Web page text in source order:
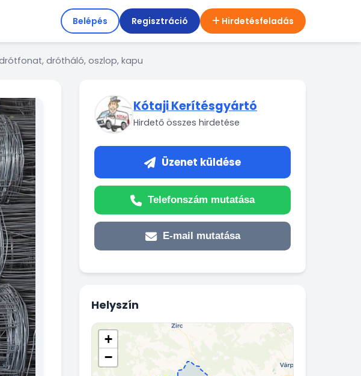
Belépés Regisztráció Hirdetésfeladás
drótfonat, drótháló, oszlop, kapu
Kótaji Kerítésgyártó
Hirdető összes hirdetése
Üzenet küldése
Telefonszám mutatása
E-mail mutatása
Helyszín
+
−